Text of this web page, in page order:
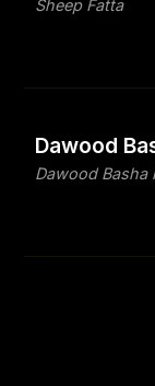
Sheep Fatta
Dawood
Dawood Basha